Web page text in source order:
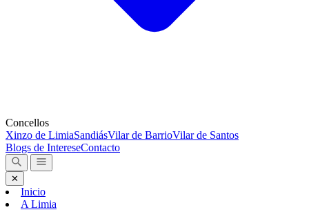
Concellos
Xinzo de LimiaSandiásVilar de BarrioVilar de Santos
Blogs de IntereseContacto
✕
Inicio
A Limia